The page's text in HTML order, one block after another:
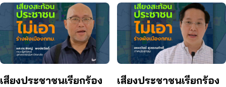
เสียงประชาชนเรียกร้อง
เสียงประชาชนเรียกร้อง